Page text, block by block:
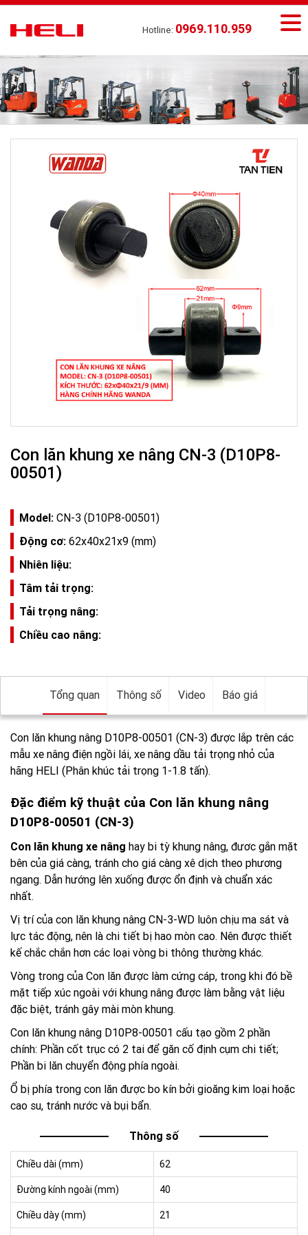
Hotline: 0969.110.959
Con lăn khung xe nâng CN-3 (D10P8-
00501)
Model: CN-3 (D10P8-00501)
Động cơ: 62x40x21x9 (mm)
Nhiên liệu:
Tâm tải trọng:
Tải trọng nâng:
Chiều cao nâng:
Tổng quan Thông số Video Báo giá
Con lăn khung nâng D10P8-00501 (CN-3) được lắp trên các
mẫu xe nâng điện ngồi lái, xe nâng dầu tải trọng nhỏ của
hãng HELI (Phân khúc tải trọng 1-1.8 tấn).
Đặc điểm kỹ thuật của Con lăn khung nâng
D10P8-00501 (CN-3)
Con lăn khung xe nâng hay bi tỳ khung nâng, đươc gắn mặt
bên của giá càng, tránh cho giá càng xê dịch theo phương
ngang. Dẫn hướng lên xuống được ổn định và chuẩn xác
nhất.
Vị trí của con lăn khung nâng CN-3-WD luôn chịu ma sát và
lực tác động, nên là chi tiết bị hao mòn cao. Nên được thiết
kế chắc chắn hơn các loại vòng bi thông thường khác.
Vòng trong của Con lăn được làm cứng cáp, trong khi đó bề
mặt tiếp xúc ngoài với khung nâng được làm bằng vật liệu
đặc biệt, tránh gây mài mòn khung.
Con lăn khung nâng D10P8-00501 cấu tạo gồm 2 phần
chính: Phần cốt trục có 2 tai để găn cố định cụm chi tiết;
Phần bi lăn chuyển động phía ngoài.
Ổ bị phía trong con lăn được bo kín bởi gioăng kim loại hoặc
cao su, tránh nước và bụi bẩn.
Thông số
Chiều dài (mm) 62
Đường kính ngoài (mm) 40
Chiều dày (mm) 21